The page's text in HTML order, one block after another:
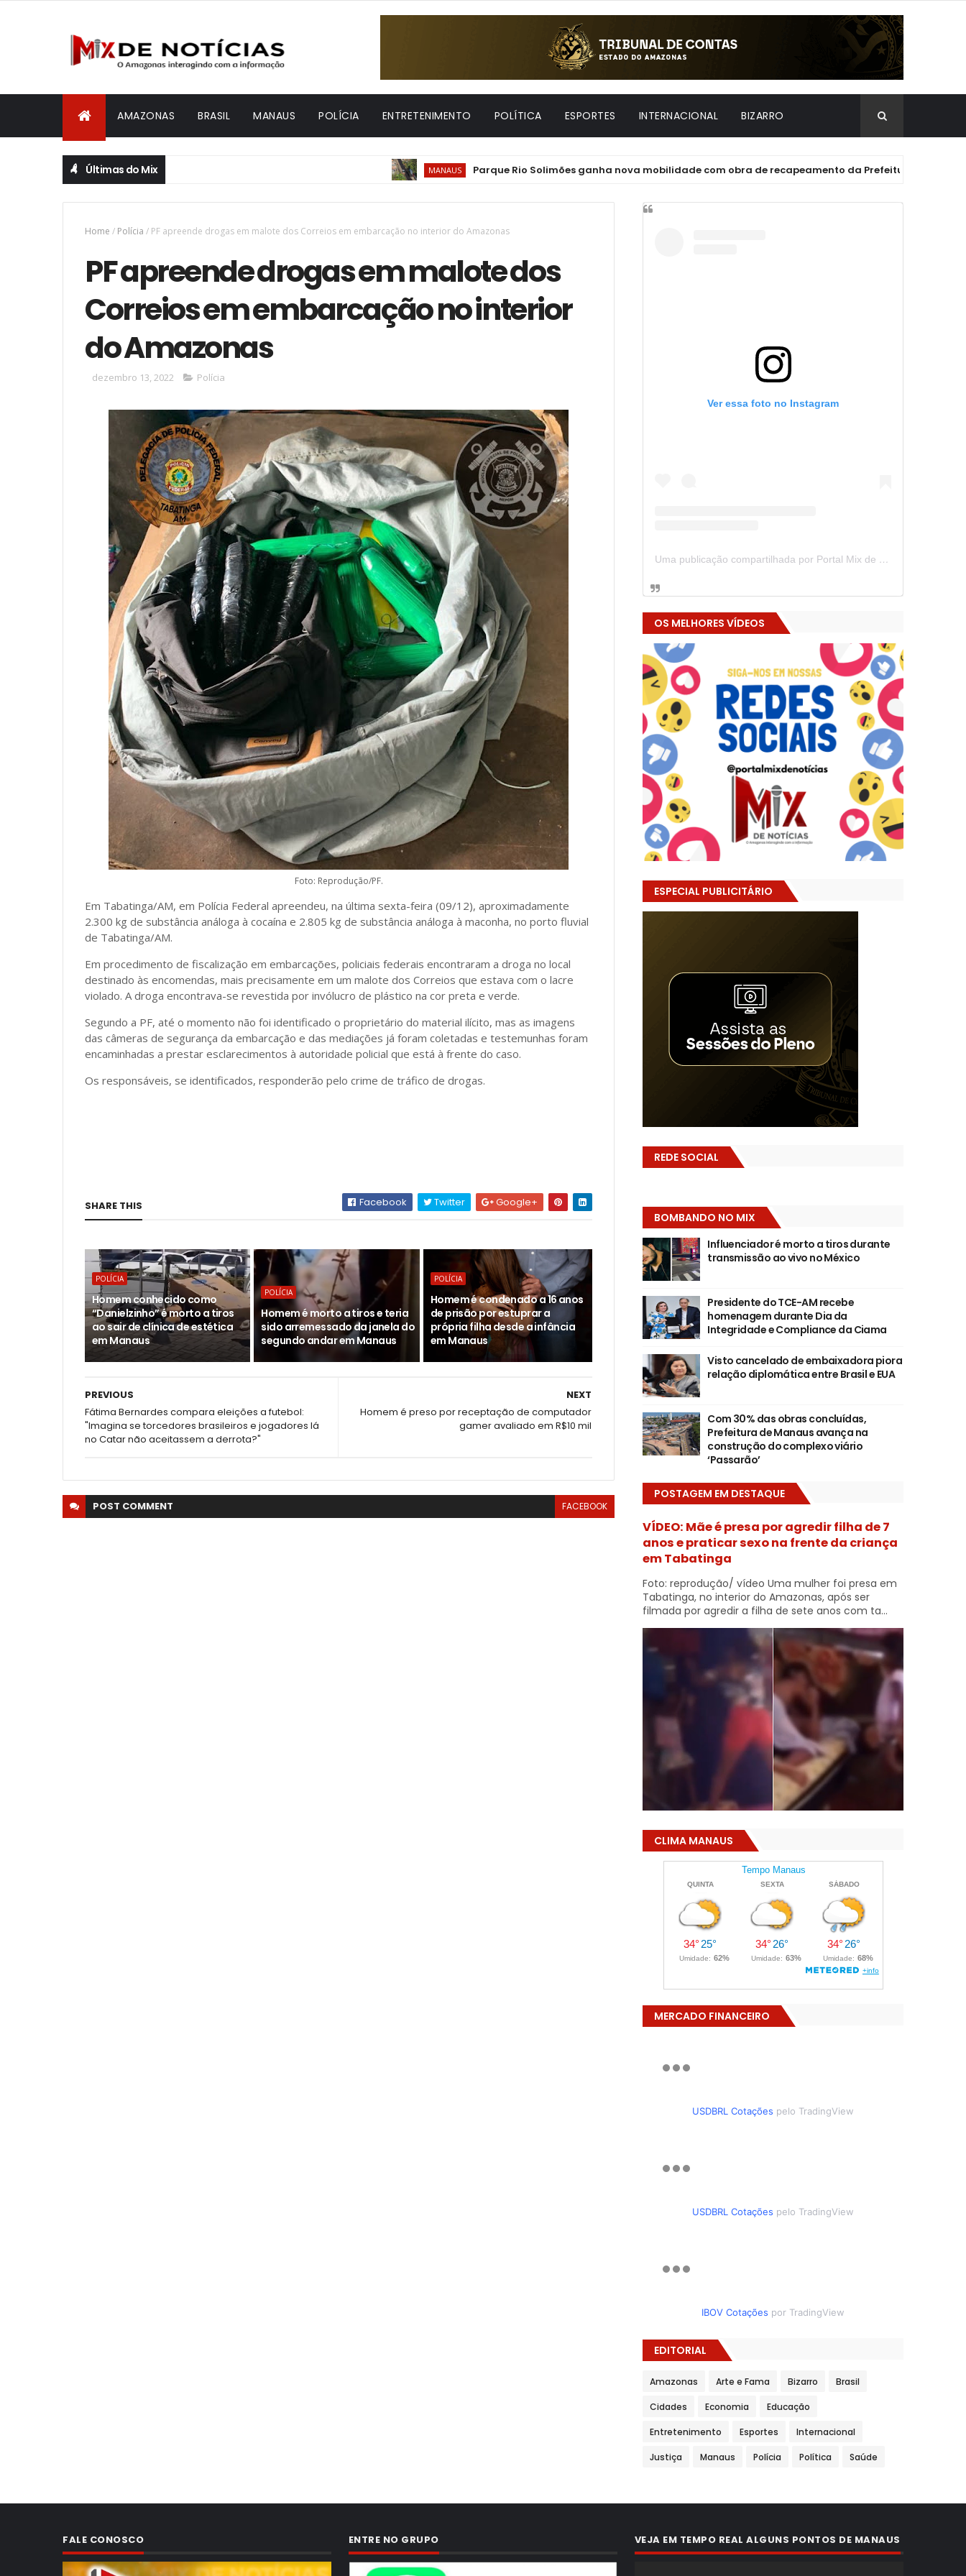
AMAZONAS BRASIL MANAUS POLÍCIA ENTRETENIMENTO POLÍTICA ESPORTES INTERNACIONAL BIZARRO
Últimas do Mix MANAUS Parque Rio Solimões ganha nova mobilidade com obra de recapeamento da Prefeitura de Manaus
Home / Polícia / PF apreende drogas em malote dos Correios em embarcação no interior do Amazonas
PF apreende drogas em malote dos
Correios em embarcação no interior
do Amazonas
dezembro 13, 2022 Polícia
Foto: Reprodução/PF.
Em Tabatinga/AM, em Polícia Federal apreendeu, na última sexta-feira (09/12), aproximadamente
2.300 kg de substância análoga à cocaína e 2.805 kg de substância análoga à maconha, no porto fluvial
de Tabatinga/AM.
Em procedimento de fiscalização em embarcações, policiais federais encontraram a droga no local
destinado às encomendas, mais precisamente em um malote dos Correios que estava com o lacre
violado. A droga encontrava-se revestida por invólucro de plástico na cor preta e verde.
Segundo a PF, até o momento não foi identificado o proprietário do material ilícito, mas as imagens
das câmeras de segurança da embarcação e das mediações já foram coletadas e testemunhas foram
encaminhadas a prestar esclarecimentos à autoridade policial que está à frente do caso.
Os responsáveis, se identificados, responderão pelo crime de tráfico de drogas.
SHARE THIS Facebook Twitter Google+
POLÍCIA
Homem conhecido como
“Danielzinho” é morto a tiros
ao sair de clínica de estética
em Manaus
POLÍCIA
Homem é morto a tiros e teria
sido arremessado da janela do
segundo andar em Manaus
POLÍCIA
Homem é condenado a 16 anos
de prisão por estuprar a
própria filha desde a infância
em Manaus
NEXT
Homem é preso por receptação de computador
gamer avaliado em R$10 mil
PREVIOUS
Fátima Bernardes compara eleições a futebol:
"Imagina se torcedores brasileiros e jogadores lá
no Catar não aceitassem a derrota?"
POST COMMENT FACEBOOK
Ver essa foto no Instagram
Uma publicação compartilhada por Portal Mix de Notícias (@portalmixdenoticias)
OS MELHORES VÍDEOS
ESPECIAL PUBLICITÁRIO
REDE SOCIAL
BOMBANDO NO MIX
Influenciador é morto a tiros durante
transmissão ao vivo no México
Presidente do TCE-AM recebe
homenagem durante Dia da
Integridade e Compliance da Ciama
Visto cancelado de embaixadora piora
relação diplomática entre Brasil e EUA
Com 30% das obras concluídas,
Prefeitura de Manaus avança na
construção do complexo viário
‘Passarão’
POSTAGEM EM DESTAQUE
VÍDEO: Mãe é presa por agredir filha de 7
anos e praticar sexo na frente da criança
em Tabatinga
Foto: reprodução/ vídeo Uma mulher foi presa em
Tabatinga, no interior do Amazonas, após ser
filmada por agredir a filha de sete anos com ta...
CLIMA MANAUS
MERCADO FINANCEIRO
USDBRL Cotações pelo TradingView
USDBRL Cotações pelo TradingView
IBOV Cotações por TradingView
EDITORIAL
Amazonas Arte e Fama Bizarro Brasil
Cidades Economia Educação
Entretenimento Esportes Internacional
Justiça Manaus Polícia Política Saúde
FALE CONOSCO ENTRE NO GRUPO VEJA EM TEMPO REAL ALGUNS PONTOS DE MANAUS